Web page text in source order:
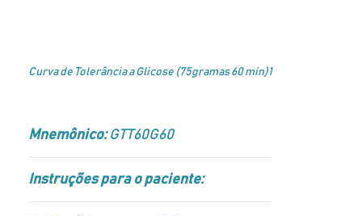
Curva de Tolerância a Glicose (75gramas 60 min)1
Mnemônico:GTT60G60
Instruções para o paciente: